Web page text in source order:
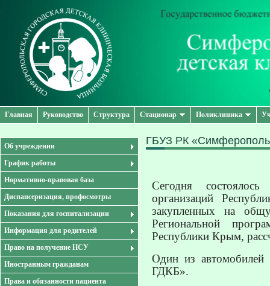
Главная Руководство Структура Стационар Поликлиника
Об учреждении
График работы
Нормативно-правовая база
Диспансеризация, профосмотры
Показания для госпитализации
Информация для родителей
Право на получение НСУ
Иностранным гражданам
Права и обязанности пациента
ГБУЗ РК
Сегодня состоялось
организаций
закупленных на
Региональной
Республики Крым,
Один из
ГДКБ».